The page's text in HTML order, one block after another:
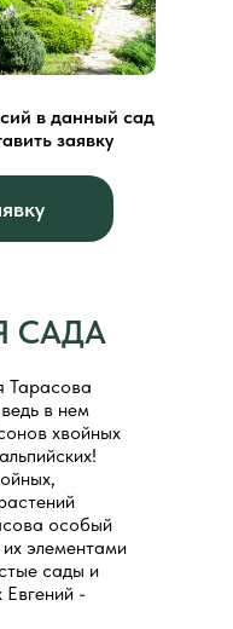
в данный сад
заявку
САДА
Тарасова
в нем
хвойных
особый
элементами
сады и
Евгений -